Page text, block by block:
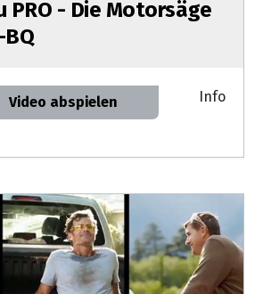
PRO - Die Motorsäge
BQ
Video abspielen Info